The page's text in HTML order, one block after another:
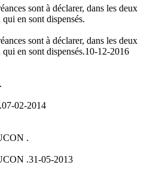
sont à déclarer, dans les deux
en sont dispensés.
sont à déclarer, dans les deux
en sont dispensés.10-12-2016
07-02-2014
.
.31-05-2013